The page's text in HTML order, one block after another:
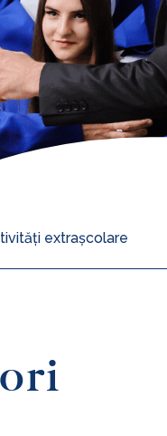
extrașcolare